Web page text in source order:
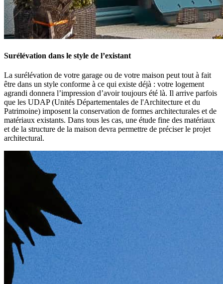
Surélévation dans le style de l’existant
La surélévation de votre garage ou de votre maison peut tout à fait
être dans un style conforme à ce qui existe déjà : votre logement
agrandi donnera l’impression d’avoir toujours été là. Il arrive parfois
que les UDAP (Unités Départementales de l'Architecture et du
Patrimoine) imposent la conservation de formes architecturales et de
matériaux existants. Dans tous les cas, une étude fine des matériaux
et de la structure de la maison devra permettre de préciser le projet
architectural.